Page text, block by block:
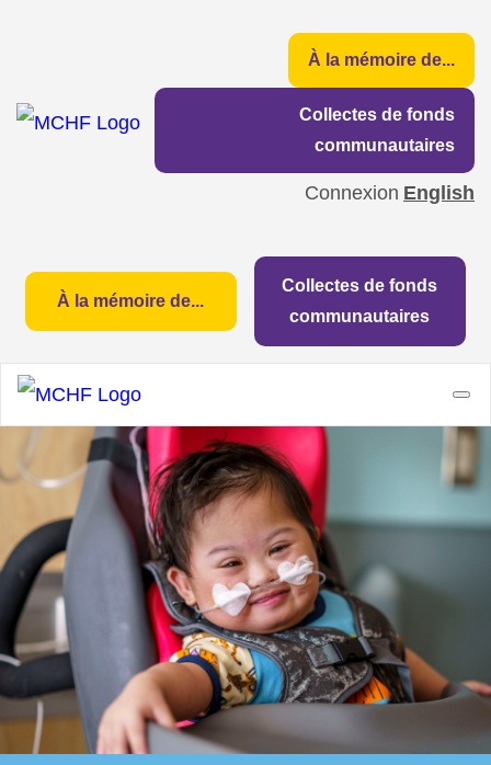
À la mémoire de...
Collectes de fonds
communautaires
Connexion English
À la mémoire de...
Collectes de fonds
communautaires